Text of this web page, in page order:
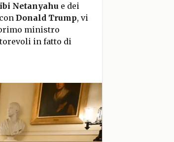
Netanyahue dei
Donald Trump, vi
ministro
in fatto di